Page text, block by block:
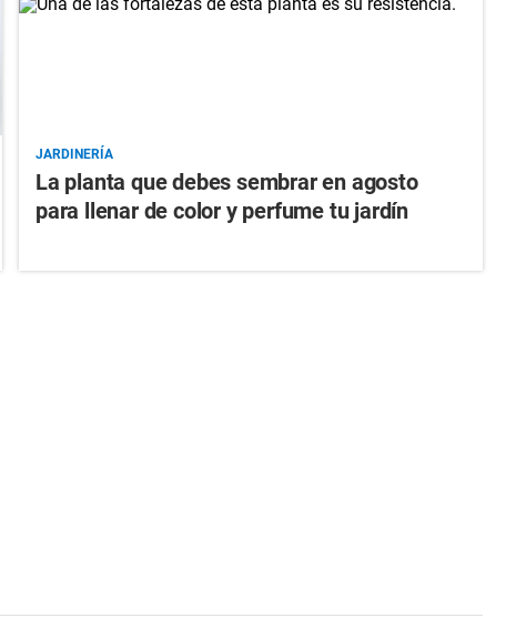
JARDINERÍA
La planta que debes sembrar en agosto
para llenar de color y perfume tu jardín